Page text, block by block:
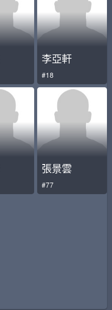
李亞軒
#18
張景雲
#77